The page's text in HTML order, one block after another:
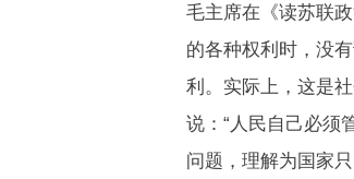
毛主席在《读苏联
的各种权利时，没
利。实际上，这是
说：“人民自己必须
问题，理解为国家